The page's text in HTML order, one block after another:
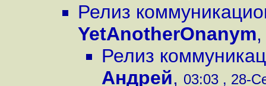
Релиз
YetAnotherOnanym
Релиз
Андрей, 03:03 , 28-